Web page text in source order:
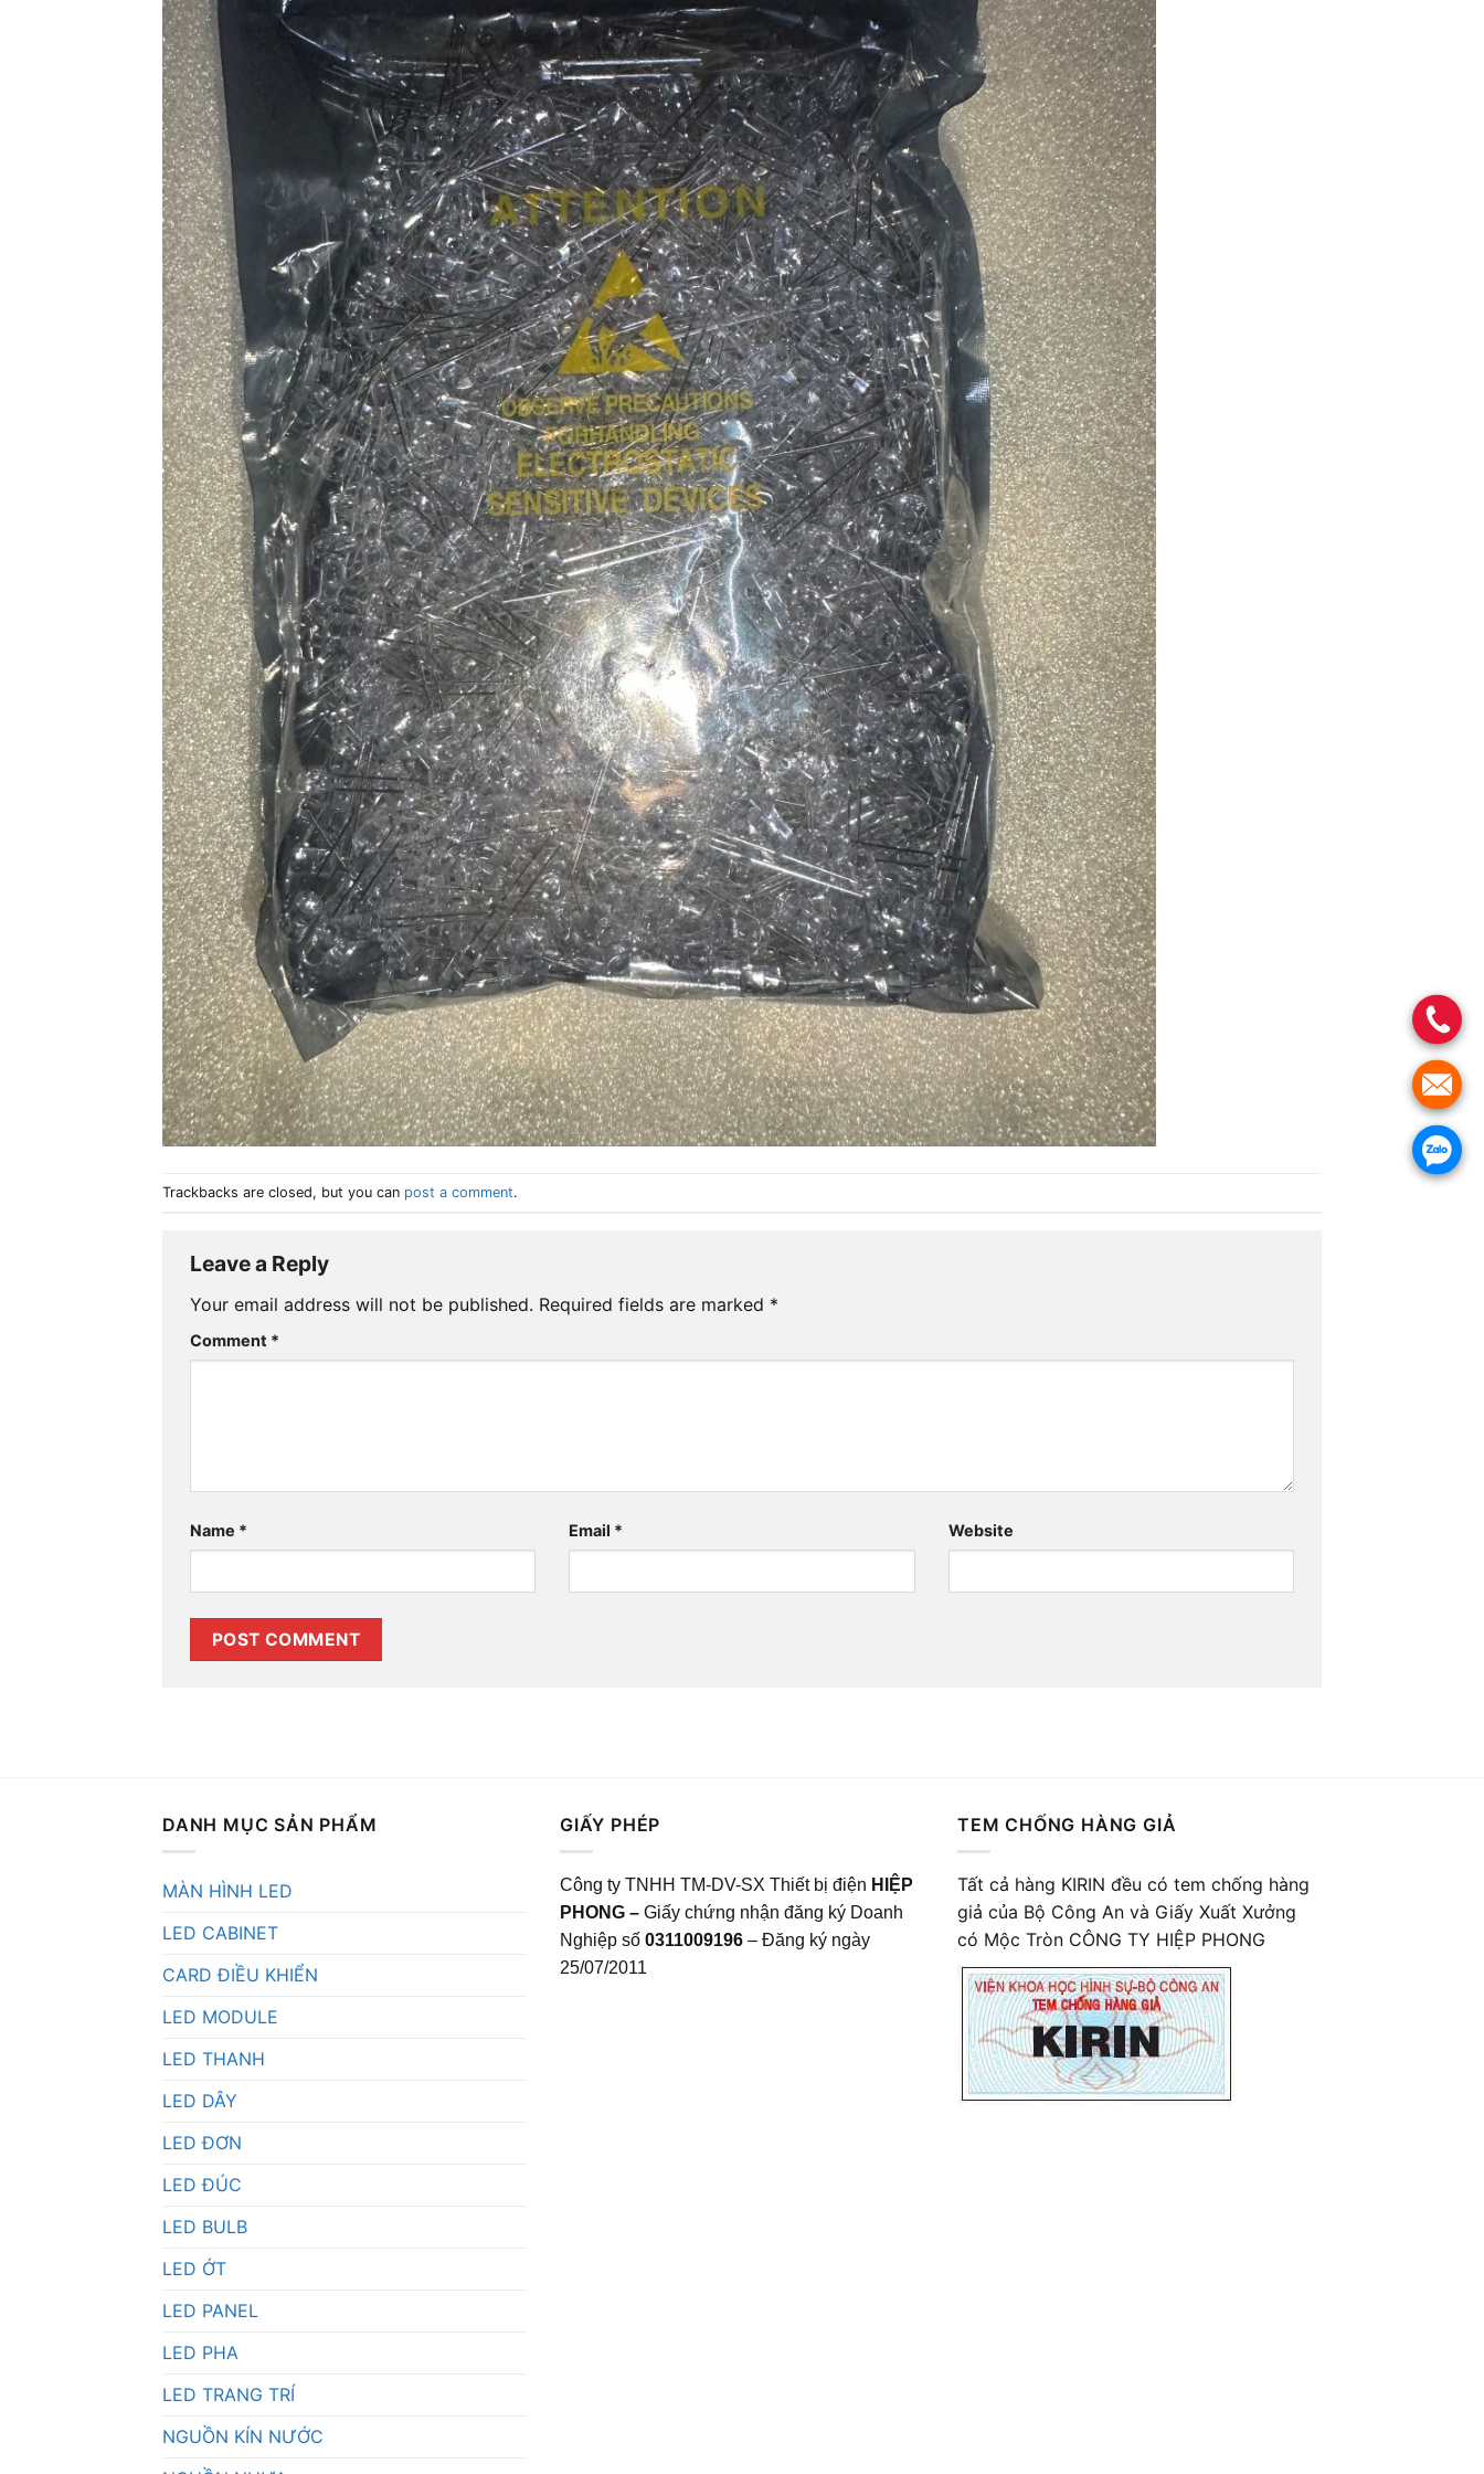
Trackbacks are closed, but you can post a comment.
Leave a Reply
Your email address will not be published. Required fields are marked *
Comment *
Name * Email * Website
DANH MỤC SẢN PHẨM
MÀN HÌNH LED
LED CABINET
CARD ĐIỀU KHIỂN
LED MODULE
LED THANH
LED DÂY
LED ĐƠN
LED ĐÚC
LED BULB
LED ỚT
LED PANEL
LED PHA
LED TRANG TRÍ
NGUỒN KÍN NƯỚC
GIẤY PHÉP
Công ty TNHH TM-DV-SX Thiết bị điện HIỆP
PHONG – Giấy chứng nhận đăng ký Doanh
Nghiệp số 0311009196 – Đăng ký ngày
25/07/2011
TEM CHỐNG HÀNG GIẢ
Tất cả hàng KIRIN đều có tem chống hàng
giả của Bộ Công An và Giấy Xuất Xưởng
có Mộc Tròn CÔNG TY HIỆP PHONG